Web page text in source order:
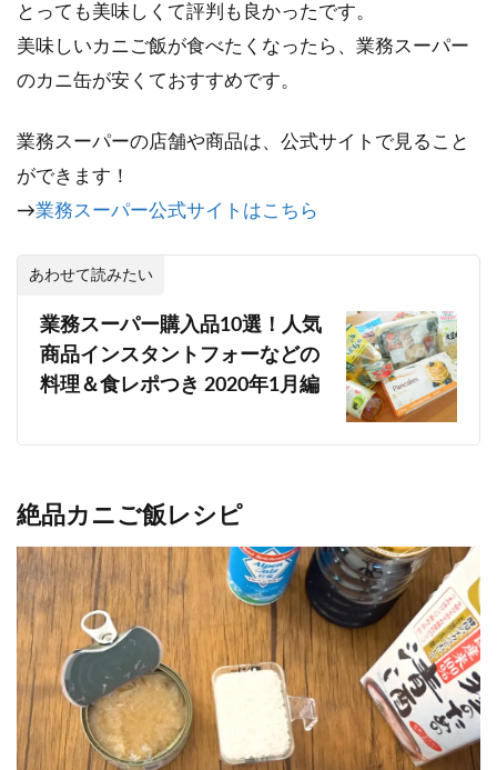
とっても美味しくて評判も良かったです。
美味しいカニご飯が食べたくなったら、業務スーパー
のカニ缶が安くておすすめです。
業務スーパーの店舗や商品は、公式サイトで見ること
ができます！
→業務スーパー公式サイトはこちら
あわせて読みたい
業務スーパー購入品10選！人気
商品インスタントフォーなどの
料理＆食レポつき 2020年1月編
絶品カニご飯レシピ